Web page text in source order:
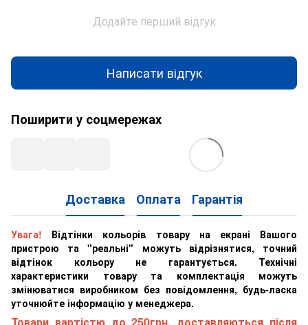
Додайте перший відгук
Написати відгук
Поширити у соцмережах
Доставка Оплата Гарантія
Увага! Відтінки кольорів товару на екрані Вашого
пристрою та "реальні" можуть відрізнятися, точний
відтінок кольору не гарантується. Технічні
характеристики товару та комплектація можуть
змінюватися виробником без повідомлення, будь-ласка
уточнюйте інформацію у менеджера.
Товари вартістю до 250грн. доставляються після